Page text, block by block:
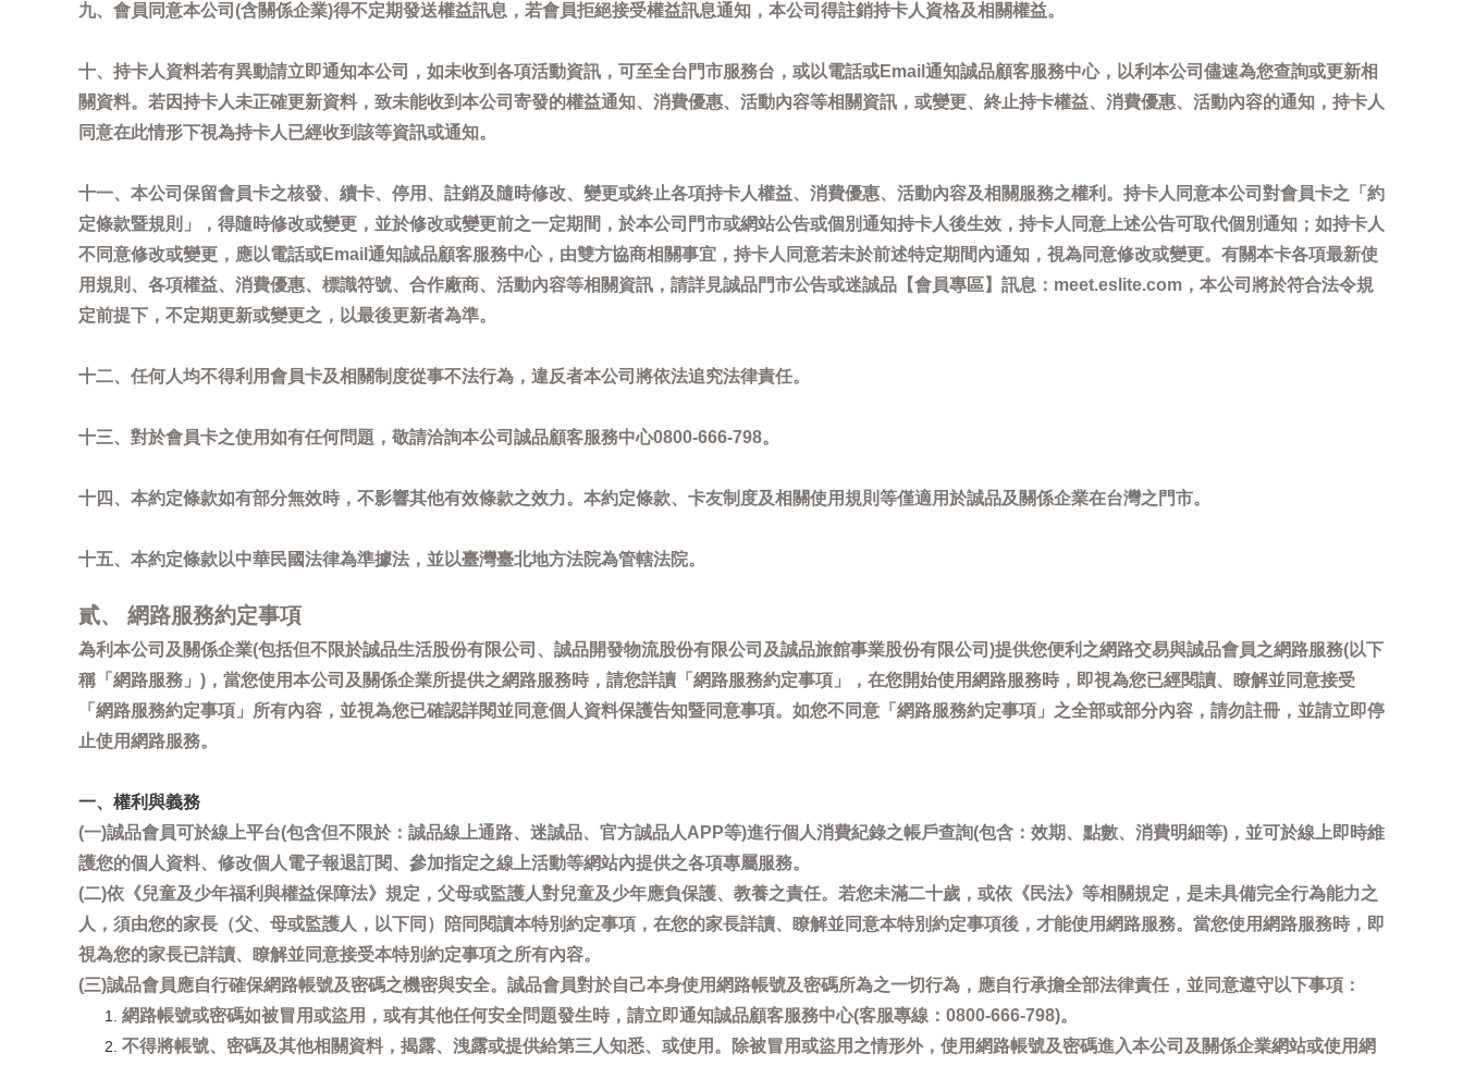
九、會員同意本公司(含關係企業)得不定期發送權益訊息，若會員拒絕接受權益訊息通知，本公司得註銷持卡人資格及相關權益。
十、持卡人資料若有異動請立即通知本公司，如未收到各項活動資訊，可至全台門市服務台，或以電話或Email通知誠品顧客服務中心，以利本公司儘速為您查詢或更新相
關資料。若因持卡人未正確更新資料，致未能收到本公司寄發的權益通知、消費優惠、活動內容等相關資訊，或變更、終止持卡權益、消費優惠、活動內容的通知，持卡人
同意在此情形下視為持卡人已經收到該等資訊或通知。
十一、本公司保留會員卡之核發、續卡、停用、註銷及隨時修改、變更或終止各項持卡人權益、消費優惠、活動內容及相關服務之權利。持卡人同意本公司對會員卡之「約
定條款暨規則」，得隨時修改或變更，並於修改或變更前之一定期間，於本公司門市或網站公告或個別通知持卡人後生效，持卡人同意上述公告可取代個別通知；如持卡人
不同意修改或變更，應以電話或Email通知誠品顧客服務中心，由雙方協商相關事宜，持卡人同意若未於前述特定期間內通知，視為同意修改或變更。有關本卡各項最新使
用規則、各項權益、消費優惠、標識符號、合作廠商、活動內容等相關資訊，請詳見誠品門市公告或迷誠品【會員專區】訊息：meet.eslite.com，本公司將於符合法令規
定前提下，不定期更新或變更之，以最後更新者為準。
十二、任何人均不得利用會員卡及相關制度從事不法行為，違反者本公司將依法追究法律責任。
十三、對於會員卡之使用如有任何問題，敬請洽詢本公司誠品顧客服務中心0800-666-798。
十四、本約定條款如有部分無效時，不影響其他有效條款之效力。本約定條款、卡友制度及相關使用規則等僅適用於誠品及關係企業在台灣之門市。
十五、本約定條款以中華民國法律為準據法，並以臺灣臺北地方法院為管轄法院。
貳、 網路服務約定事項
為利本公司及關係企業(包括但不限於誠品生活股份有限公司、誠品開發物流股份有限公司及誠品旅館事業股份有限公司)提供您便利之網路交易與誠品會員之網路服務(以下
稱「網路服務」)，當您使用本公司及關係企業所提供之網路服務時，請您詳讀「網路服務約定事項」，在您開始使用網路服務時，即視為您已經閱讀、瞭解並同意接受
「網路服務約定事項」所有內容，並視為您已確認詳閱並同意個人資料保護告知暨同意事項。如您不同意「網路服務約定事項」之全部或部分內容，請勿註冊，並請立即停
止使用網路服務。
一、權利與義務
(一)誠品會員可於線上平台(包含但不限於：誠品線上通路、迷誠品、官方誠品人APP等)進行個人消費紀錄之帳戶查詢(包含：效期、點數、消費明細等)，並可於線上即時維
護您的個人資料、修改個人電子報退訂閱、參加指定之線上活動等網站內提供之各項專屬服務。
(二)依《兒童及少年福利與權益保障法》規定，父母或監護人對兒童及少年應負保護、教養之責任。若您未滿二十歲，或依《民法》等相關規定，是未具備完全行為能力之
人，須由您的家長（父、母或監護人，以下同）陪同閱讀本特別約定事項，在您的家長詳讀、瞭解並同意本特別約定事項後，才能使用網路服務。當您使用網路服務時，即
視為您的家長已詳讀、瞭解並同意接受本特別約定事項之所有內容。
(三)誠品會員應自行確保網路帳號及密碼之機密與安全。誠品會員對於自己本身使用網路帳號及密碼所為之一切行為，應自行承擔全部法律責任，並同意遵守以下事項：
網路帳號或密碼如被冒用或盜用，或有其他任何安全問題發生時，請立即通知誠品顧客服務中心(客服專線：0800-666-798)。
不得將帳號、密碼及其他相關資料，揭露、洩露或提供給第三人知悉、或使用。除被冒用或盜用之情形外，使用網路帳號及密碼進入本公司及關係企業網站或使用網